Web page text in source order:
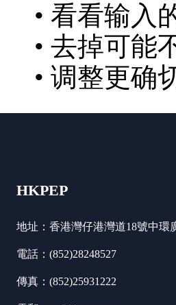
• 看看输入
• 去掉可能
• 调整更确
HKPEP
地址：香港灣仔港灣道18號中環
電話：(852)28248527
傳真：(852)25931222